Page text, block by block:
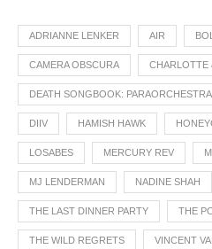
ADRIANNE LENKER AIR
CAMERA OBSCURA CHARLOTTE
DEATH SONGBOOK:
DIIV HAMISH HAWK
LOSABES MERCURY REV
MJ LENDERMAN NADINE SHAH
THE LAST DINNER PARTY THE
THE WILD REGRETS VINCENT